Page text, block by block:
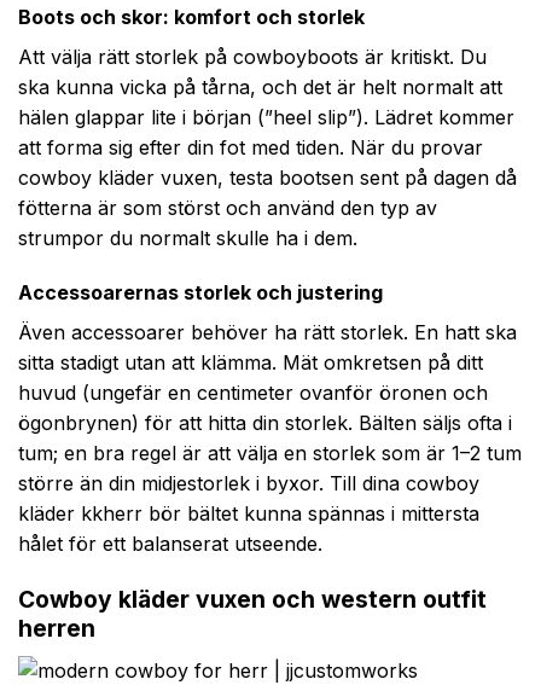
Boots och skor: komfort och storlek
Att välja rätt storlek på cowboyboots är kritiskt. Du
ska kunna vicka på tårna, och det är helt normalt att
hälen glappar lite i början (”heel slip”). Lädret kommer
att forma sig efter din fot med tiden. När du provar
cowboy kläder vuxen, testa bootsen sent på dagen då
fötterna är som störst och använd den typ av
strumpor du normalt skulle ha i dem.
Accessoarernas storlek och justering
Även accessoarer behöver ha rätt storlek. En hatt ska
sitta stadigt utan att klämma. Mät omkretsen på ditt
huvud (ungefär en centimeter ovanför öronen och
ögonbrynen) för att hitta din storlek. Bälten säljs ofta i
tum; en bra regel är att välja en storlek som är 1–2 tum
större än din midjestorlek i byxor. Till dina cowboy
kläder kkherr bör bältet kunna spännas i mittersta
hålet för ett balanserat utseende.
Cowboy kläder vuxen och western outfit
herren